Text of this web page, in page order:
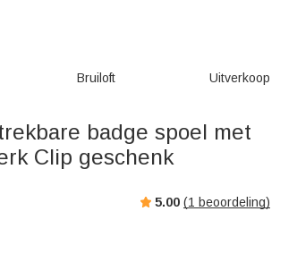
Bruiloft Uitverkoop
badge spoel met
Clip geschenk
5.00 (1 beoordeling)